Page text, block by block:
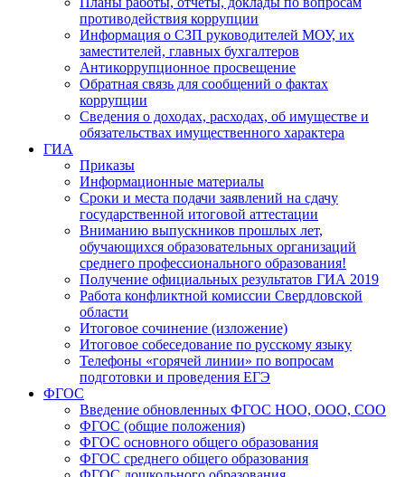
противодействия коррупции
Информация о СЗП руководителей МОУ, их
заместителей, главных бухгалтеров
Антикоррупционное просвещение
Обратная связь для сообщений о фактах
коррупции
Сведения о доходах, расходах, об имуществе и
обязательствах имущественного характера
ГИА
Приказы
Информационные материалы
Сроки и места подачи заявлений на сдачу
государственной итоговой аттестации
Вниманию выпускников прошлых лет,
обучающихся образовательных организаций
среднего профессионального образования!
Получение официальных результатов ГИА 2019
Работа конфликтной комиссии Свердловской
области
Итоговое сочинение (изложение)
Итоговое собеседование по русскому языку
Телефоны «горячей линии» по вопросам
подготовки и проведения ЕГЭ
ФГОС
Введение обновленных ФГОС НОО, ООО, СОО
ФГОС (общие положения)
ФГОС основного общего образования
ФГОС среднего общего образования